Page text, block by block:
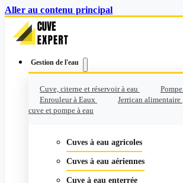
Aller au contenu principal
Gestion de l'eau
Cuve, citerne et réservoir à eau
Enrouleur à Eaux
Jerrican alimentaire
cuve et pompe à eau
Cuves à eau agricoles
Cuves à eau aériennes
Cuve à eau enterrée